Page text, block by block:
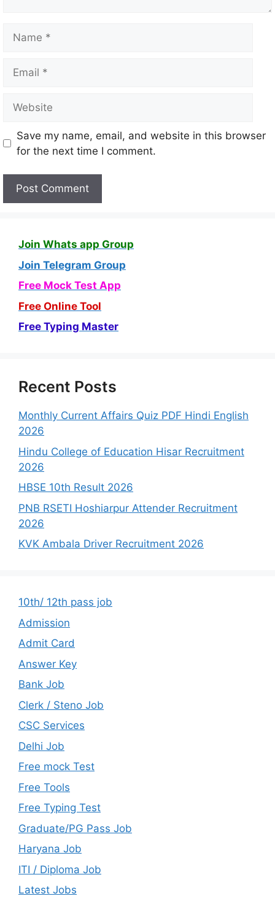
Save my name, email, and website in this browser
for the next time I comment.
Join Whats app Group
Join Telegram Group
Free Mock Test App
Free Online Tool
Free Typing Master
Recent Posts
Monthly Current Affairs Quiz PDF Hindi English
2026
Hindu College of Education Hisar Recruitment
2026
HBSE 10th Result 2026
PNB RSETI Hoshiarpur Attender Recruitment
2026
KVK Ambala Driver Recruitment 2026
10th/ 12th pass job
Admission
Admit Card
Answer Key
Bank Job
Clerk / Steno Job
CSC Services
Delhi Job
Free mock Test
Free Tools
Free Typing Test
Graduate/PG Pass Job
Haryana Job
ITI / Diploma Job
Latest Jobs